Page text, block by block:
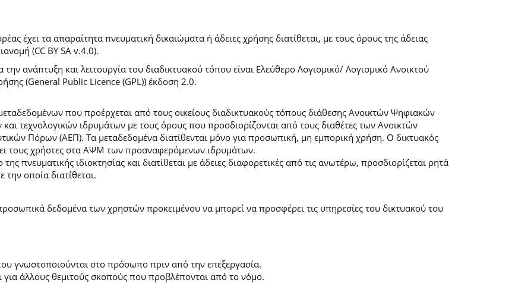
έχει τα απαραίτητα πνευματική δικαιώματα ή άδειες χρήσης διατίθεται, με τους όρους της άδειας
(CC BY SA v.4.0).
την ανάπτυξη και λειτουργία του διαδικτυακού τόπου είναι Ελεύθερο Λογισμικό/ Λογισμικό Ανοικτού
(General Public Licence (GPL)) έκδοση 2.0.
που προέρχεται από τους οικείους διαδικτυακούς τόπους διάθεσης Ανοικτών Ψηφιακών
τεχνολογικών ιδρυμάτων με τους όρους που προσδιορίζονται από τους διαθέτες των Ανοικτών
Πόρων (ΑΕΠ). Τα μεταδεδομένα διατίθενται μόνο για προσωπική, μη εμπορική χρήση. Ο δικτυακός
τους χρήστες στα ΑΨΜ των προαναφερόμενων ιδρυμάτων.
πνευματικής ιδιοκτησίας και διατίθεται με άδειες διαφορετικές από τις ανωτέρω, προσδιορίζεται ρητά
την οποία διατίθεται.
δεδομένα των χρηστών προκειμένου να μπορεί να προσφέρει τις υπηρεσίες του δικτυακού του
γνωστοποιούνται στο πρόσωπο πριν από την επεξεργασία.
άλλους θεμιτούς σκοπούς που προβλέπονται από το νόμο.